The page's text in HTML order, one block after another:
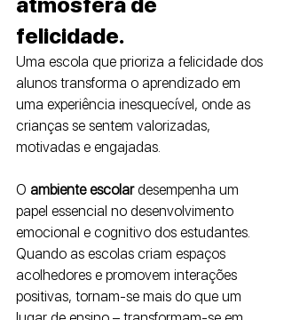
atmosfera de
felicidade.
Uma escola que prioriza a felicidade dos
alunos transforma o aprendizado em
uma experiência inesquecível, onde as
crianças se sentem valorizadas,
motivadas e engajadas.
O ambiente escolar desempenha um
papel essencial no desenvolvimento
emocional e cognitivo dos estudantes.
Quando as escolas criam espaços
acolhedores e promovem interações
positivas, tornam-se mais do que um